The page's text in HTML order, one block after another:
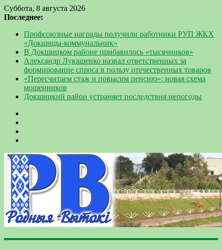
Суббота, 8 августа 2026
Последнее:
Профсоюзные награды получили работники РУП ЖКХ
«Докшицы-коммунальник»
В Докшицком районе прибавилось «тысячников»
Александр Лукашенко назвал ответственных за
формирование спроса в пользу отечественных товаров
«Пересчитаем стаж и повысим пенсию»: новая схема
мошенников
Докшицкий район устраняет последствия непогоды